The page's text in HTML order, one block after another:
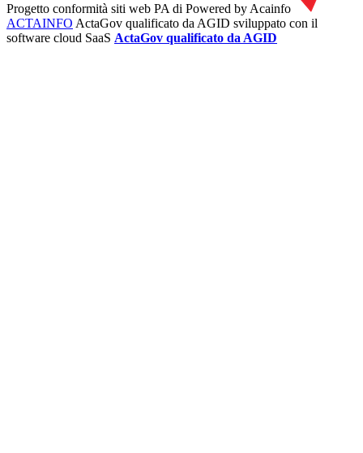
Progetto conformità siti web PA di Powered by Acainfo
ACTAINFO ActaGov qualificato da AGID sviluppato con il
software cloud SaaS ActaGov qualificato da AGID